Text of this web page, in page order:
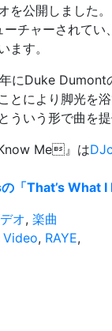
を公開しました
ーチャーされて
ます。
にDuke Dumont
とにより脚光を
ういう形で曲を提
Me』は
「That’s What I
オ, 楽曲
Video, RAYE,